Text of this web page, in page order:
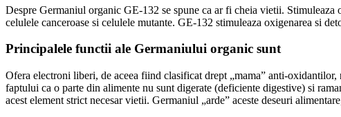
Despre Germaniul organic GE-132 se spune ca ar fi cheia vietii.
celulele canceroase si celulele mutante. GE-132 stimuleaza oxigenarea si
Principalele functii ale Germaniului organic sunt
Ofera electroni liberi, de aceea fiind clasificat drept „mama” anti-
faptului ca o parte din alimente nu sunt digerate (deficiente digestive) si
acest element strict necesar vietii. Germaniul „arde” aceste deseuri